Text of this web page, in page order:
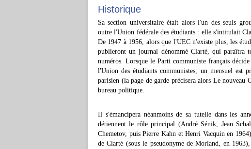
Historique
Sa section universitaire était alors l'un des seuls
outre l'Union fédérale des étudiants : elle s'intitulait
De 1947 à 1956, alors que l'UEC n'existe plus, les
publieront un journal dénommé Clarté, qui paraîtra
numéros. Lorsque le Parti communiste français
l'Union des étudiants communistes, un mensuel est
parisien (la page de garde précisera alors Le
bureau politique.
Il s'émancipera néanmoins de sa tutelle dans les
détiennent le rôle principal (André Sénik, Jean
Chemetov, puis Pierre Kahn et Henri Vacquin en
de Clarté (sous le pseudonyme de Morland, en